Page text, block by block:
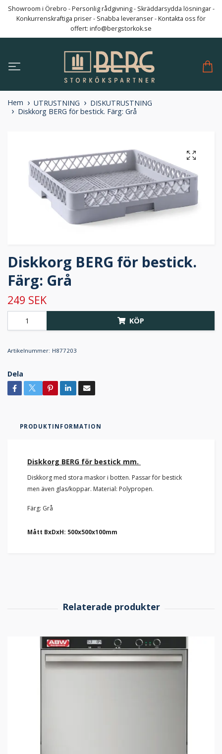
Showroom i Örebro - Personlig rådgivning - Skräddarsydda lösningar -
Konkurrenskraftiga priser - Snabba leveranser - Kontakta oss för
offert: info@bergstorkok.se
Hem UTRUSTNING
DISKUTRUSTNING
Diskkorg BERG för bestick. Färg: Grå
Diskkorg BERG för bestick.
Färg: Grå
249 SEK
KÖP
Artikelnummer: H877203
Dela
PRODUKTINFORMATION
Diskkorg BERG för bestick mm.
Diskkorg med stora maskor i botten. Passar för bestick
men även glas/koppar. Material: Polypropen.
Färg: Grå
Mått BxDxH: 500x500x100mm